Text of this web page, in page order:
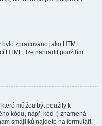
bylo zpracováno jako HTML.
HTML, lze nahradit použitím
můžou být použity k
kódu, např. kód :) znamená
smajlíků najdete na formuláři,